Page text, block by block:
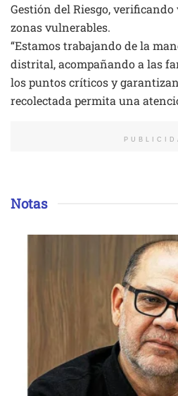
Gestión del Riesgo,
zonas vulnerables.
“Estamos trabajando de la
distrital, acompañando a las
los puntos críticos y
recolectada permita una
Notas